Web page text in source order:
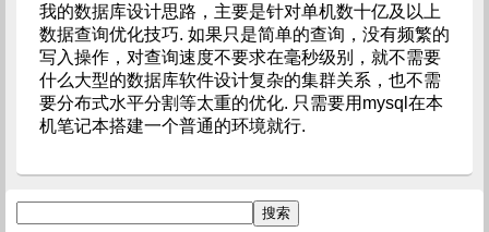
我的数据库设计思路，主要是针对单机数十亿及以上
数据查询优化技巧. 如果只是简单的查询，没有频繁的
写入操作，对查询速度不要求在毫秒级别，就不需要
什么大型的数据库软件设计复杂的集群关系，也不需
要分布式水平分割等太重的优化. 只需要用mysql在本
机笔记本搭建一个普通的环境就行.